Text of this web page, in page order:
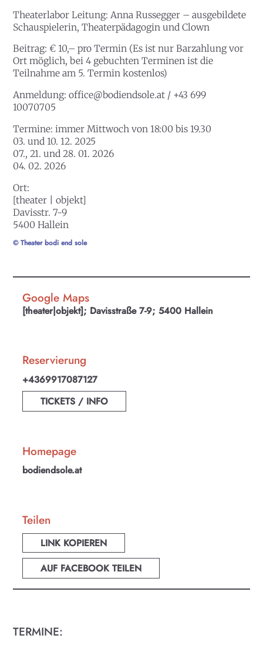
Theaterlabor Leitung: Anna Russegger – ausgebildete
Schauspielerin, Theaterpädagogin und Clown
Beitrag: € 10,– pro Termin (Es ist nur Barzahlung vor
Ort möglich, bei 4 gebuchten Terminen ist die
Teilnahme am 5. Termin kostenlos)
Anmeldung:office@bodiendsole.at / +43 699
10070705
Termine: immer Mittwoch von 18:00 bis 19.30
03. und 10. 12. 2025
07., 21. und 28. 01. 2026
04. 02. 2026
Ort:
[theater | objekt]
Davisstr. 7-9
5400 Hallein
© Theater bodi end sole
Google Maps
[theater|objekt]; Davisstraße 7-9; 5400 Hallein
Reservierung
+4369917087127
TICKETS / INFO
Homepage
bodiendsole.at
Teilen
LINK KOPIEREN
AUF FACEBOOK TEILEN
TERMINE:
KULTplan ABO
Kultur in Salzburg auf einen Blick
und Land Salzburg. Ob Kino, Theater, Literatur